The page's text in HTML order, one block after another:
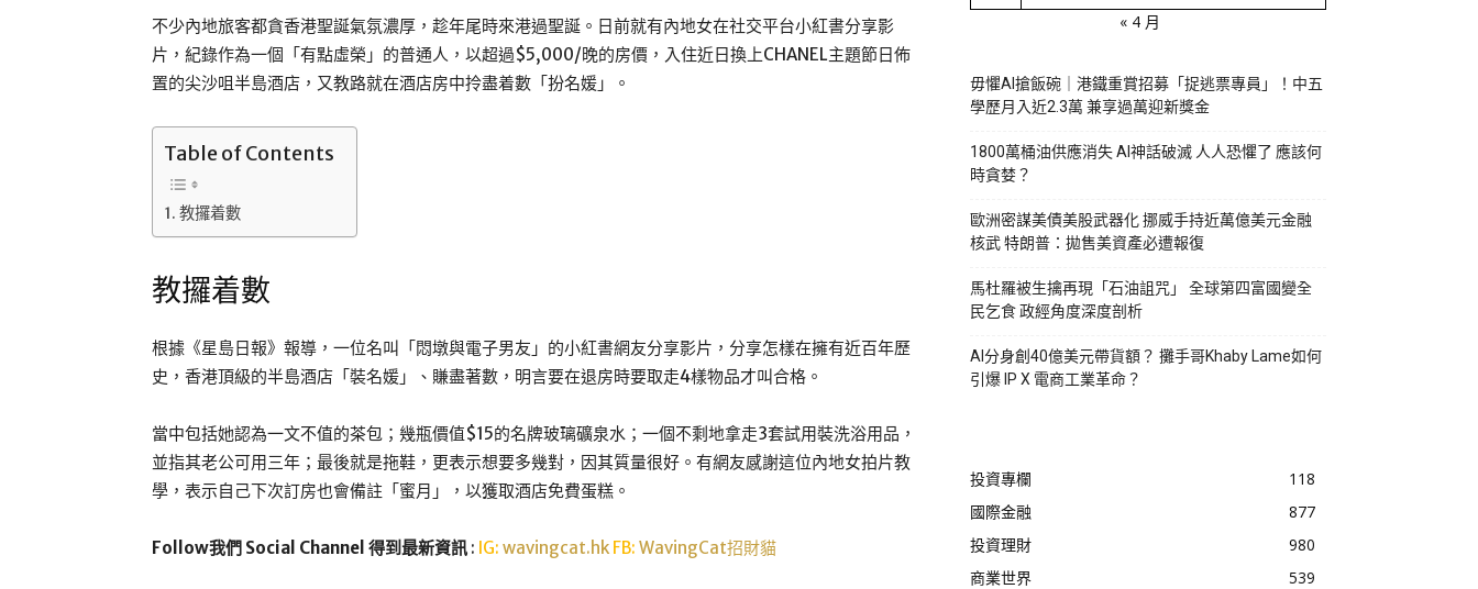
不少內地旅客都貪香港聖誕氣氛濃厚，趁年尾時來港過聖誕。日前就有內地女在社交平台小紅書分享影
片，紀錄作為一個「有點虛榮」的普通人，以超過$5,000/晚的房價，入住近日換上CHANEL主題節日佈
置的尖沙咀半島酒店，又教路就在酒店房中拎盡着數「扮名媛」。
Table of Contents
教攞着數
教攞着數
根據《星島日報》報導，一位名叫「悶墩與電子男友」的小紅書網友分享影片，分享怎樣在擁有近百年歷
史，香港頂級的半島酒店「裝名媛」、賺盡著數，明言要在退房時要取走4樣物品才叫合格。
當中包括她認為一文不值的茶包；幾瓶價值$15的名牌玻璃礦泉水；一個不剩地拿走3套試用裝洗浴用品，
並指其老公可用三年；最後就是拖鞋，更表示想要多幾對，因其質量很好。有網友感謝這位內地女拍片教
學，表示自己下次訂房也會備註「蜜月」，以獲取酒店免費蛋糕。
Follow我們 Social Channel 得到最新資訊 : IG: wavingcat.hkFB: WavingCat招財貓
« 4 月
毋懼AI搶飯碗｜港鐵重賞招募「捉逃票專員」！中五
學歷月入近2.3萬 兼享過萬迎新獎金
1800萬桶油供應消失 AI神話破滅 人人恐懼了 應該何
時貪婪？
歐洲密謀美債美股武器化 挪威手持近萬億美元金融
核武 特朗普：拋售美資產必遭報復
馬杜羅被生擒再現「石油詛咒」 全球第四富國變全
民乞食 政經角度深度剖析
AI分身創40億美元帶貨額？ 攤手哥Khaby Lame如何
引爆 IP X 電商工業革命？
投資專欄
118
國際金融
877
投資理財
980
商業世界
539